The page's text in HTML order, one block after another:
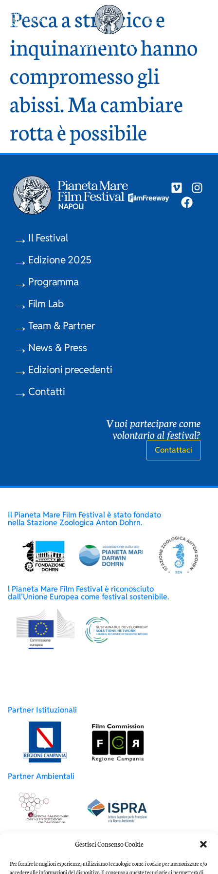
Gestisci Consenso Cookie
Per fornire le migliori esperienze, utilizziamo tecnologie come i cookie per memorizzare e/o
accedere alle informazioni del dispositivo. Il consenso a queste tecnologie ci permetterà di
News & Press
Pesca a strascico e
inquinamento hanno
compromesso gli
abissi. Ma cambiare
rotta è possibile
Il Festival
Edizione 2025
Programma
Film Lab
Team & Partner
News & Press
Edizioni precedenti
Contatti
Vuoi partecipare come
volontario al festival?
Contattaci
Il Pianeta Mare Film Festival è stato fondato
nella Stazione Zoologica Anton Dohrn.
l Pianeta Mare Film Festival è riconosciuto
dall’Unione Europea come festival sostenibile.
Partner Istituzionali
Partner Ambientali
Partner Accademici